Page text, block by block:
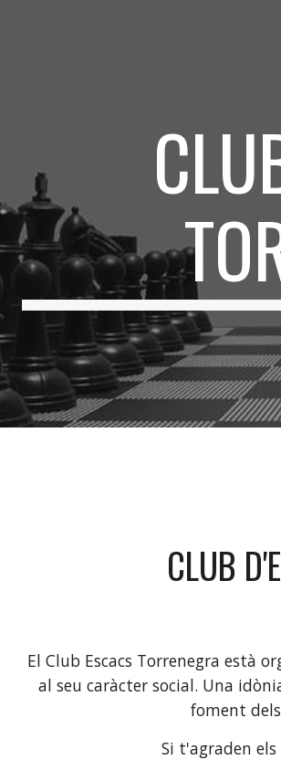
CLUB
El Club Escacs Torrenegra està
al seu caràcter social. Una
foment
Si t'agraden